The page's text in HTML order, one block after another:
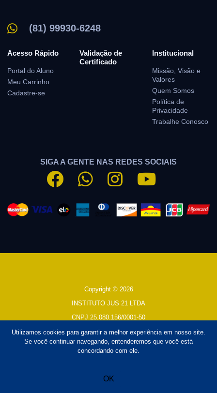
(81) 99930-6248
Acesso Rápido
Portal do Aluno
Meu Carrinho
Cadastre-se
Validação de
Certificado
Institucional
Missão, Visão e
Valores
Quem Somos
Política de
Privacidade
Trabalhe Conosco
SIGA A GENTE NAS REDES SOCIAIS
Copyright © 2026
INSTITUTO JUS 21 LTDA
CNPJ 25.080.156/0001-50
Todos os direitos reservados
Desenvolvido porTUTOR
Utilizamos cookies para garantir a melhor experiência em nosso site.
Se você continuar navegando, entenderemos que você está
concordando com ele.
OK